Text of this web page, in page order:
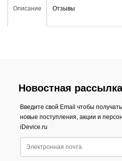
Описание Отзывы
Новостная рассылка
Введите свой Email чтобы
новые поступления, акции и
iDevice.ru